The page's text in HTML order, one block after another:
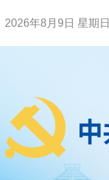
2026年8月9日 星期日